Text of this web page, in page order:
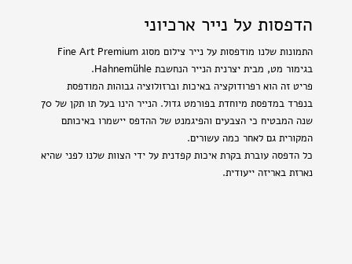
הדפסות על נייר ארכיוני
התמונות שלנו מודפסות על נייר צילום מסוג Fine Art Premium
בגימור מט, מבית יצרנית הנייר הנחשבת Hahnemühle.
פריט זה הוא רפרודוקציה באיכות וברזולוציה גבוהות המודפסת
בנפרד במדפסת מיוחדת בפורמט גדול. הנייר הינו בעל תו תקן של 70
שנה המבטיח כי הצבעים והפיגמנט של ההדפס יישמרו באיכותם
המקורית גם לאחר כמה עשורים.
כל הדפסה עוברת בקרת איכות קפדנית על ידי הצוות שלנו לפני שהיא
נארזת באריזה ייעודית.